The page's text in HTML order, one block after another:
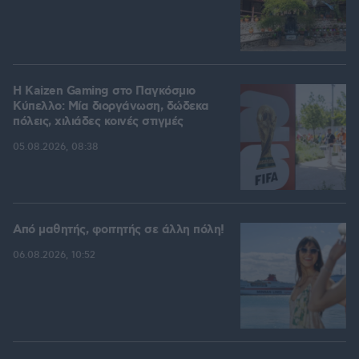
H Kaizen Gaming στο Παγκόσμιο
Kύπελλο: Μία διοργάνωση, δώδεκα
πόλεις, χιλιάδες κοινές στιγμές
05.08.2026, 08:38
Από μαθητής, φοιτητής σε άλλη πόλη!
06.08.2026, 10:52